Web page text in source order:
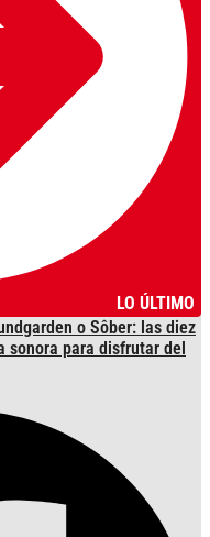
LO ÚLTIMO
o Sôber: las diez
sonora para disfrutar del